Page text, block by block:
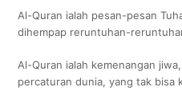
Al-Quran ialah pesan-pesan
dihempap reruntuhan-
Al-Quran ialah kemenangan
percaturan dunia, yang tak bisa